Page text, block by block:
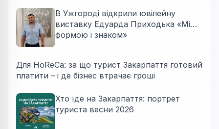
В Ужгороді відкрили ювілейну
виставку Едуарда Приходька «Між
формою і знаком»
Для HoReCa: за що турист Закарпаття готовий
платити – і де бізнес втрачає гроші
Хто їде на Закарпаття: портрет
туриста весни 2026